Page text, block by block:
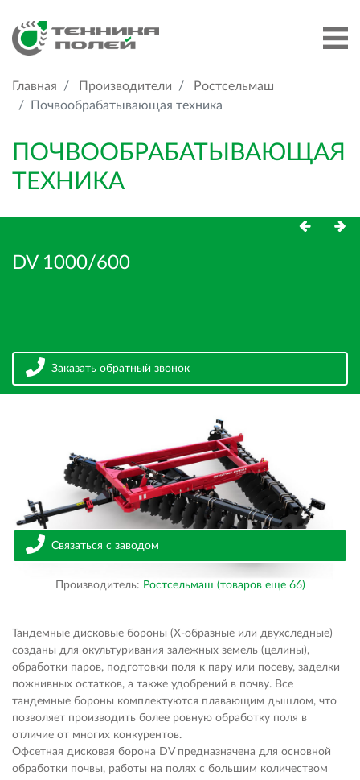
Главная Производители
Ростсельмаш
Почвообрабатывающая техника
ПОЧВООБРАБАТЫВАЮЩАЯ
ТЕХНИКА
DV 1000/600
Заказать обратный звонок
Связаться с заводом
Производитель: Ростсельмаш (товаров еще 66)
Тандемные дисковые бороны (Х-образные или двухследные)
созданы для окультуривания залежных земель (целины),
обработки паров, подготовки поля к пару или посеву, заделки
пожнивных остатков, а также удобрений в почву. Все
тандемные бороны комплектуются плавающим дышлом, что
позволяет производить более ровную обработку поля в
отличие от многих конкурентов.
Офсетная дисковая борона DV предназначена для основной
обработки почвы, работы на полях с большим количеством